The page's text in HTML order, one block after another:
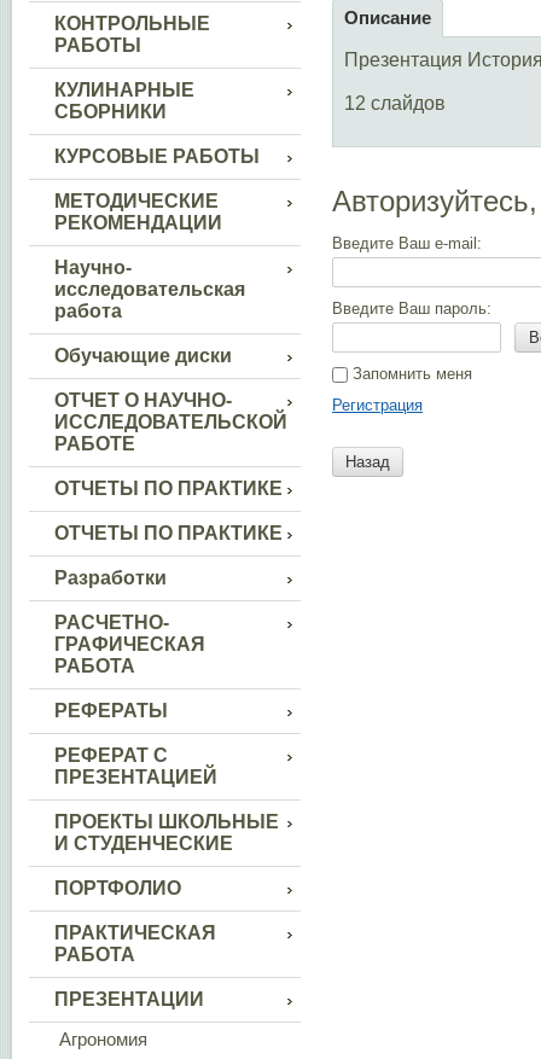
КОНТРОЛЬНЫЕ
РАБОТЫ
КУЛИНАРНЫЕ
СБОРНИКИ
КУРСОВЫЕ РАБОТЫ
МЕТОДИЧЕСКИЕ
РЕКОМЕНДАЦИИ
Научно-
исследовательская
работа
Обучающие диски
ОТЧЕТ О НАУЧНО-
ИССЛЕДОВАТЕЛЬСКОЙ
РАБОТЕ
ОТЧЕТЫ ПО ПРАКТИКЕ
ОТЧЕТЫ ПО ПРАКТИКЕ
Разработки
РАСЧЕТНО-
ГРАФИЧЕСКАЯ
РАБОТА
РЕФЕРАТЫ
РЕФЕРАТ С
ПРЕЗЕНТАЦИЕЙ
ПРОЕКТЫ ШКОЛЬНЫЕ
И СТУДЕНЧЕСКИЕ
ПОРТФОЛИО
ПРАКТИЧЕСКАЯ
РАБОТА
ПРЕЗЕНТАЦИИ
Агрономия
Описание
Презентация
12 слайдов
Введите Ваш e-mail:
Введите Ваш пароль:
Запомнить меня
Регистрация
Назад